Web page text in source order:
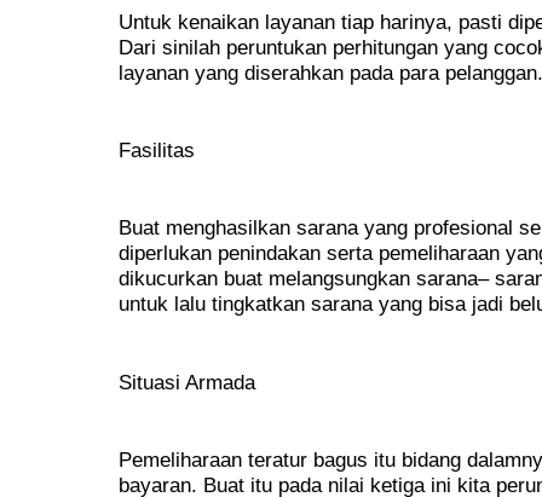
Untuk kenaikan layanan tiap harinya, pasti
Dari sinilah peruntukan perhitungan yang
layanan yang diserahkan pada para pelanggan.
Fasilitas
Buat menghasilkan sarana yang profesional
diperlukan penindakan serta pemeliharaan
dikucurkan buat melangsungkan sarana–
untuk lalu tingkatkan sarana yang bisa jadi
Situasi Armada
Pemeliharaan teratur bagus itu bidang
bayaran. Buat itu pada nilai ketiga ini kita